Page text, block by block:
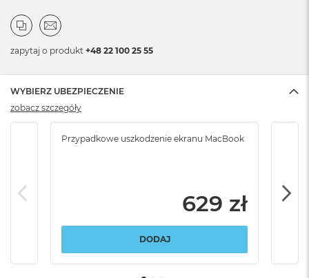
zapytaj o produkt +48 22 100 25 55
WYBIERZ UBEZPIECZENIE
Przypadkowe uszkodzenie ekranu MacBook
629 zł
DODAJ
zobacz szczegóły